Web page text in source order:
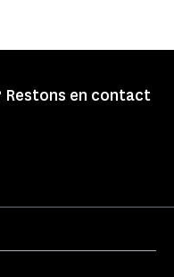
Restons en contact